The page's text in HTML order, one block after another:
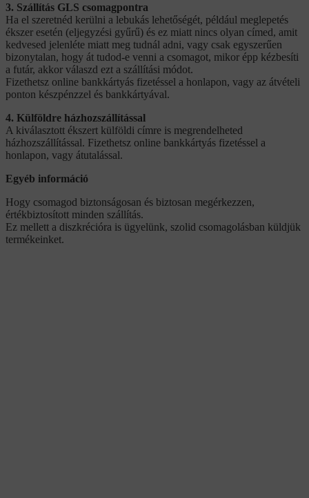
3. Szállítás GLS csomagpontra
Ha el szeretnéd kerülni a lebukás lehetőségét, például meglepetés
ékszer esetén (eljegyzési gyűrű) és ez miatt nincs olyan címed, amit
kedvesed jelenléte miatt meg tudnál adni, vagy csak egyszerűen
bizonytalan, hogy át tudod-e venni a csomagot, mikor épp kézbesíti
a futár, akkor válaszd ezt a szállítási módot.
Fizethetsz online bankkártyás fizetéssel a honlapon, vagy az átvételi
ponton készpénzzel és bankkártyával.
4. Külföldre házhozszállítással
A kiválasztott ékszert külföldi címre is megrendelheted
házhozszállítással. Fizethetsz online bankkártyás fizetéssel a
honlapon, vagy átutalással.
Egyéb információ
Hogy csomagod biztonságosan és biztosan megérkezzen,
értékbiztosított minden szállítás.
Ez mellett a diszkrécióra is ügyelünk, szolid csomagolásban küldjük
termékeinket.